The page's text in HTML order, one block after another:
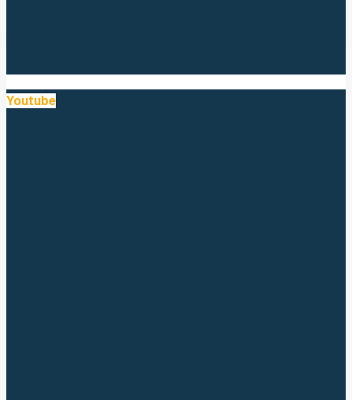
Youtube